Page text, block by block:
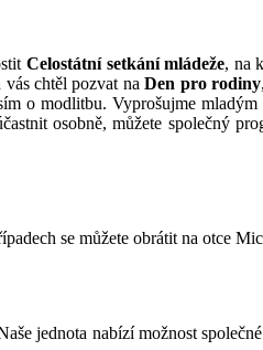
Celostátní setkání mládeže, na
vás chtěl pozvat naDen pro rodiny
o modlitbu. Vyprošujme
osobně, můžete společný
se můžete obrátit na otce
jednota nabízí možnost